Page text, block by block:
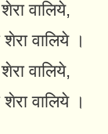
वालिये,
वालिये ।
वालिये,
वालिये ।